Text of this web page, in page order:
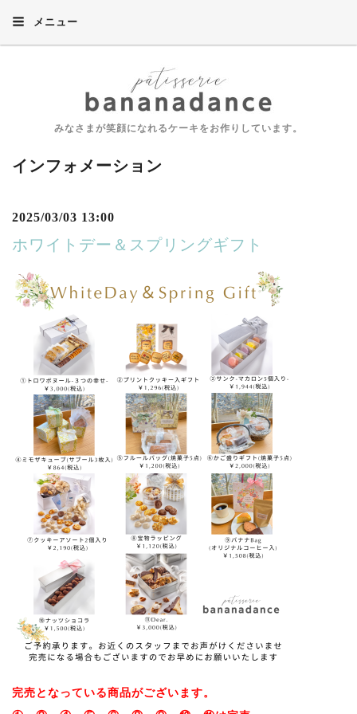
メニュー
みなさまが笑顔になれるケーキをお作りしています。
インフォメーション
2025/03/03 13:00
ホワイトデー＆スプリングギフト
完売となっている商品がございます。